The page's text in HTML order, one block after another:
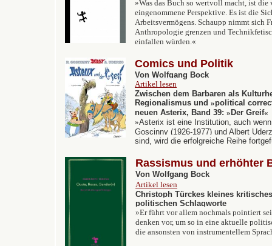
»Was das Buch so wertvoll macht, ist die
eingenommene Perspektive. Es ist die
Arbeitsvermögens. Schaupp nimmt sich
Anthropologie grenzen und
einfallen würden.«
Comics und Politik
Von Wolfgang Bock
Artikel lesen
Zwischen dem Barbaren als
Regionalismus und »political
neuen Asterix, Band 39: » Der Greif«
»Asterix ist eine Institution, auch
Goscinny (1926-1977) und Albert
sind, wird die erfolgreiche Reihe
Rassismus und erhöhter
Von Wolfgang Bock
Artikel lesen
Christoph Türckes kleines
politischen Schlagworte
»Er führt vor allem nochmals pointiert
denken vor, um so in eine aktuelle
die ansonsten von instrumentellem